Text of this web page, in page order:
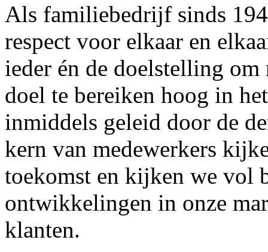
Als familiebedrijf sinds
respect voor elkaar en
ieder én de doelstelling om
doel te bereiken hoog in
inmiddels geleid door de
kern van medewerkers
toekomst en kijken we vol
ontwikkelingen in onze
klanten.